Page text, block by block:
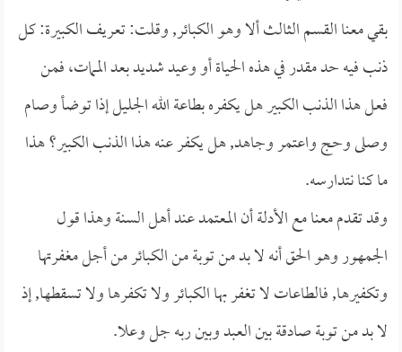
بقي معنا القسم الثالث ألا وهو الكبائر, وقلت: تعريف الكبيرة: كل
ذنب فيه حد مقدر في هذه الحياة أو وعيد شديد بعد الممات، فمن
فعل هذا الذنب الكبير هل يكفره بطاعة الله الجليل إذا توضأ وصام
وصلى وحج واعتمر وجاهد, هل يكفر عنه هذا الذنب الكبير؟ هذا
ما كنا نتدارسه.
وقد تقدم معنا مع الأدلة أن المعتمد عند أهل السنة وهذا قول
الجمهور وهو الحق أنه لا بد من توبة من الكبائر من أجل مغفرتها
وتكفيرها, فالطاعات لا تغفر بها الكبائر ولا تكفرها ولا تسقطها, إذ
لا بد من توبة صادقة بين العبد وبين ربه جل وعلا.